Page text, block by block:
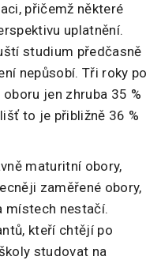
přičemž některé
uplatnění.
studium předčasně
nepůsobí. Tři roky po
jen zhruba 35 %
to je přibližně 36 %
maturitní obory,
zaměřené obory,
místech nestačí.
kteří chtějí po
studovat na